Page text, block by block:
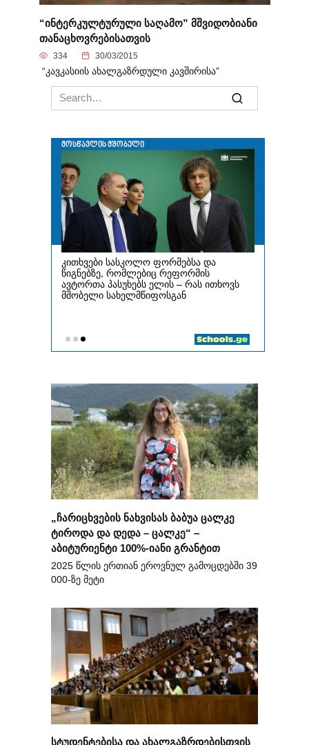
“ინტერკულტურული საღამო” მშვიდობიანი
თანაცხოვრებისათვის
334 30/03/2015
“კავკასიის ახალგაზრდული კავშირისა”
Search
for:
„ჩარიცხვების ნახვისას ბაბუა ცალკე
ტიროდა და დედა – ცალკე“ –
აბიტურიენტი 100%-იანი გრანტით
2025 წლის ერთიან ეროვნულ გამოცდებში 39
000-ზე მეტი
სტუდენტებისა და ახალგაზრდებისთვის